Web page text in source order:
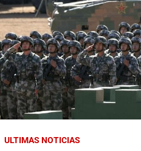
ULTIMAS NOTICIAS